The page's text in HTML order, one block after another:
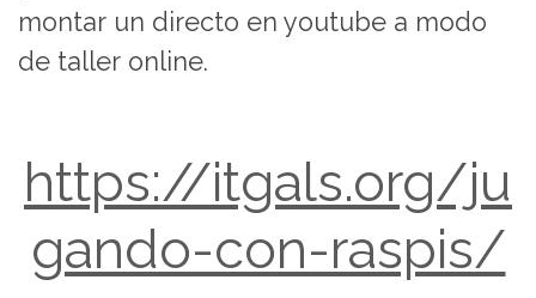
montar un directo en youtube a modo
de taller online.
https://itgals.org/ju
gando-con-raspis/